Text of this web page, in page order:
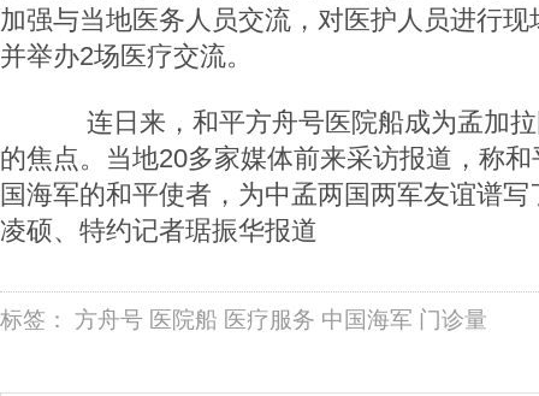
加强与当地医务人员交流，对医护人员进行
并举办2场医疗交流。
连日来，和平方舟号医院船成为孟加拉
的焦点。当地20多家媒体前来采访报道，称
国海军的和平使者，为中孟两国两军友谊谱
凌硕、特约记者琚振华报道
标签： 方舟号 医院船 医疗服务 中国海军 门诊量